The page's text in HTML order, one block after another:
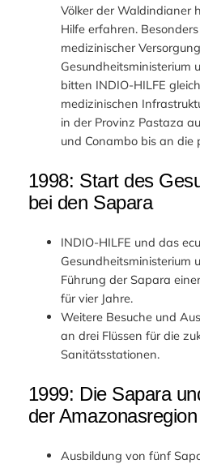
Völker der Waldindianer
Hilfe erfahren.
medizinischer
Gesundheitsministerium
bitten INDIO-HILFE
medizinischen
in der Provinz Pastaza
und Conambo bis an die
1998: Start des
bei den Sapara
INDIO-HILFE und das
Gesundheitsministerium
Führung der Sapara
für vier Jahre.
Weitere Besuche und
an drei Flüssen für die
Sanitätsstationen.
1999: Die Sapara
der Amazonasregion
Ausbildung von fünf